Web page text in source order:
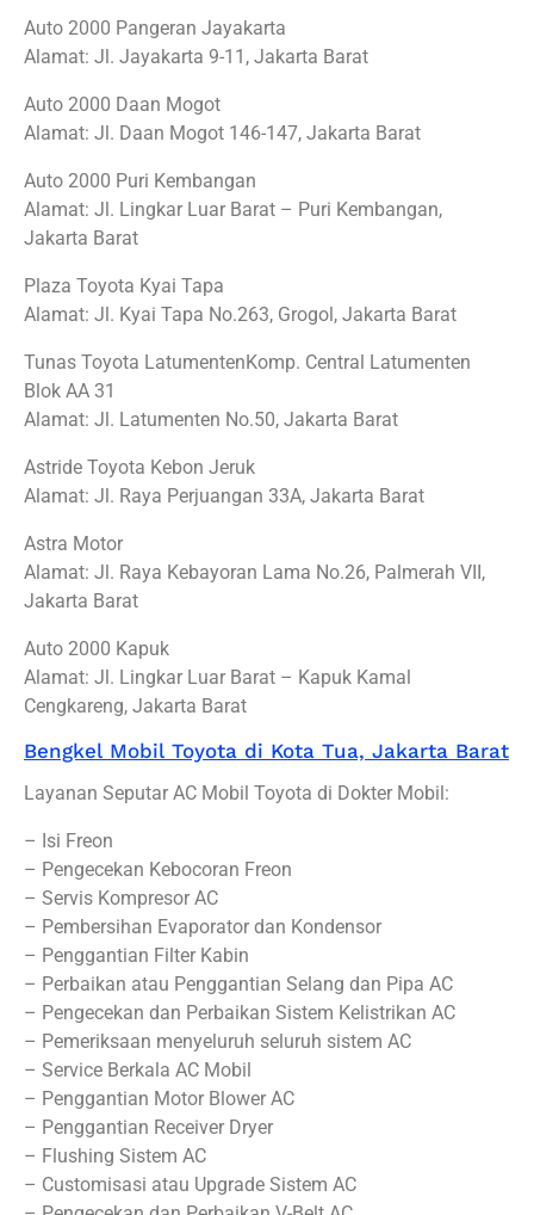
Auto 2000 Pangeran Jayakarta
Alamat: Jl. Jayakarta 9-11, Jakarta Barat
Auto 2000 Daan Mogot
Alamat: Jl. Daan Mogot 146-147, Jakarta Barat
Auto 2000 Puri Kembangan
Alamat: Jl. Lingkar Luar Barat – Puri Kembangan,
Jakarta Barat
Plaza Toyota Kyai Tapa
Alamat: Jl. Kyai Tapa No.263, Grogol, Jakarta Barat
Tunas Toyota LatumentenKomp. Central Latumenten
Blok AA 31
Alamat: Jl. Latumenten No.50, Jakarta Barat
Astride Toyota Kebon Jeruk
Alamat: Jl. Raya Perjuangan 33A, Jakarta Barat
Astra Motor
Alamat: Jl. Raya Kebayoran Lama No.26, Palmerah VII,
Jakarta Barat
Auto 2000 Kapuk
Alamat: Jl. Lingkar Luar Barat – Kapuk Kamal
Cengkareng, Jakarta Barat
Bengkel Mobil Toyota di Kota Tua, Jakarta Barat
Layanan Seputar AC Mobil Toyota di Dokter Mobil:
– Isi Freon
– Pengecekan Kebocoran Freon
– Servis Kompresor AC
– Pembersihan Evaporator dan Kondensor
– Penggantian Filter Kabin
– Perbaikan atau Penggantian Selang dan Pipa AC
– Pengecekan dan Perbaikan Sistem Kelistrikan AC
– Pemeriksaan menyeluruh seluruh sistem AC
– Service Berkala AC Mobil
– Penggantian Motor Blower AC
– Penggantian Receiver Dryer
– Flushing Sistem AC
– Customisasi atau Upgrade Sistem AC